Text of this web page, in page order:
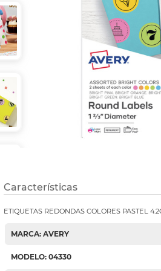
Etiquetas
Características
ETIQUETAS REDONDAS COLORES PASTEL
MARCA: AVERY
MODELO: 04330